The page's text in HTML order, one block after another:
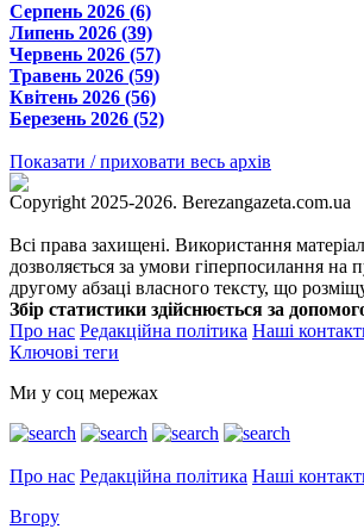
Серпень 2026 (6)
Липень 2026 (39)
Червень 2026 (57)
Травень 2026 (59)
Квітень 2026 (56)
Березень 2026 (52)
Показати / приховати весь архів
Copyright 2025-2026. Berezangazeta.com.ua
Всі права захищені. Використання
дозволяється за умови гіперпосилання на
другому абзаці власного тексту, що
Збір статистики здійснюється за
Про нас Редакційна політика Наші
Ключові теги
Ми у соц мережах
Про нас Редакційна політика Наші
Вгору